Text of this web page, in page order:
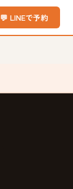
💬 LINEで予約